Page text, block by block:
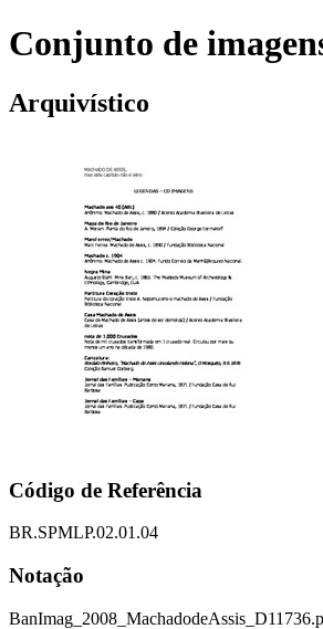
Conjunto de
Arquivístico
Código de Referência
BR.SPMLP.02.01.04
Notação